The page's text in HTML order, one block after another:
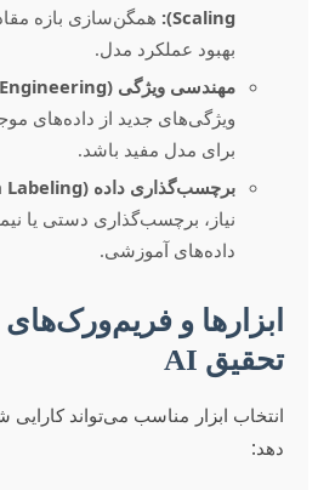
Scaling):
همگن‌سازی بازه
بهبود عملکرد مدل.
مهندسی ویژگی (Feature Engineering):
ویژگی‌های جدید از داده‌های
برای مدل مفید باشد.
برچسب‌گذاری داده (Data Labeling):
نیاز، برچسب‌گذاری دستی یا
داده‌های آموزشی.
ابزارها و فریم‌ورک‌های
تحقیق AI
انتخاب ابزار مناسب می‌تواند کارایی
دهد: